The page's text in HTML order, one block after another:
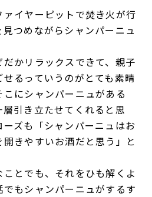
イヤーピットで焚き火が行
つめながらシャンパーニュ
だかリラックスできて、親子
るっていうのがとても素晴
にシャンパーニュがある
引き立たせてくれると思
ズも「シャンパーニュはお
きやすいお酒だと思う」と
ことでも、それをひも解くよ
もシャンパーニュがするす